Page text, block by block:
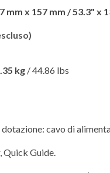
mm x 157 mm / 53.3" x
kg / 44.86 lbs
cavo di
Quick Guide.